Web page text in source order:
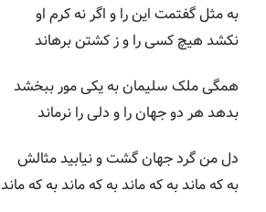
به مثل گفتمت این را و اگر نه کرم او
نکشد هیچ کسی را و ز کشتن برهاند
همگی ملک سلیمان به یکی مور ببخشد
بدهد هر دو جهان را و دلی را نرماند
دل من گرد جهان گشت و نیابید مثالش
به که ماند به که ماند به که ماند به که ماند